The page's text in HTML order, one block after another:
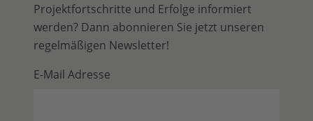
Projektfortschritte und Erfolge informiert
werden? Dann abonnieren Sie jetzt unseren
regelmäßigen Newsletter!
E-Mail Adresse